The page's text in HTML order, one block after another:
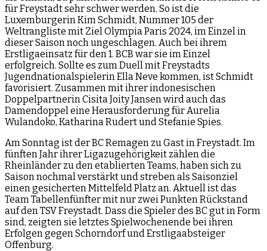
für Freystadt sehr schwer werden. So ist die
Luxemburgerin Kim Schmidt, Nummer 105 der
Weltrangliste mit Ziel Olympia Paris 2024, im Einzel in
dieser Saison noch ungeschlagen. Auch bei ihrem
Erstligaeinsatz für den 1. BCB war sie im Einzel
erfolgreich. Sollte es zum Duell mit Freystadts
Jugendnationalspielerin Ella Neve kommen, ist Schmidt
favorisiert. Zusammen mit ihrer indonesischen
Doppelpartnerin Cisita Joity Jansen wird auch das
Damendoppel eine Herausforderung für Aurelia
Wulandoko, Katharina Rudert und Stefanie Spies.
Am Sonntag ist der BC Remagen zu Gast in Freystadt. Im
fünften Jahr ihrer Ligazugehörigkeit zählen die
Rheinländer zu den etablierten Teams, haben sich zu
Saison nochmal verstärkt und streben als Saisonziel
einen gesicherten Mittelfeld Platz an. Aktuell ist das
Team Tabellenfünfter mit nur zwei Punkten Rückstand
auf den TSV Freystadt. Dass die Spieler des BC gut in Form
sind, zeigten sie letztes Spielwochenende bei ihren
Erfolgen gegen Schorndorf und Erstligaabsteiger
Offenburg.